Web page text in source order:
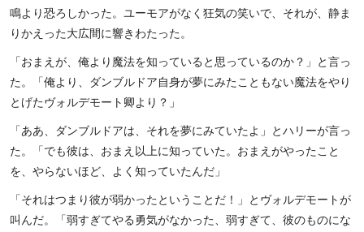
鳴より恐ろしかった。ユーモアがなく狂気の笑いで、それが、静ま
りかえった大広間に響きわたった。
「おまえが、俺より魔法を知っていると思っているのか？」と言っ
た。「俺より、ダンブルドア自身が夢にみたこともない魔法をやり
とげたヴォルデモート卿より？」
「ああ、ダンブルドアは、それを夢にみていたよ」とハリーが言っ
た。「でも彼は、おまえ以上に知っていた。おまえがやったこと
を、やらないほど、よく知っていたんだ」
「それはつまり彼が弱かったということだ！」とヴォルデモートが
叫んだ。「弱すぎてやる勇気がなかった、弱すぎて、彼のものにな